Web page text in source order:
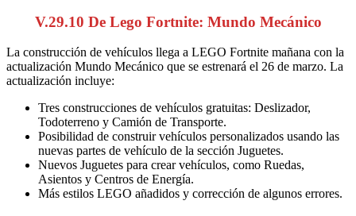
V.29.10 De Lego Fortnite: Mundo Mecánico
La construcción de vehículos llega a LEGO Fortnite mañana con la
actualización Mundo Mecánico que se estrenará el 26 de marzo. La
actualización incluye:
Tres construcciones de vehículos gratuitas: Deslizador,
Todoterreno y Camión de Transporte.
Posibilidad de construir vehículos personalizados usando las
nuevas partes de vehículo de la sección Juguetes.
Nuevos Juguetes para crear vehículos, como Ruedas,
Asientos y Centros de Energía.
Más estilos LEGO añadidos y corrección de algunos errores.